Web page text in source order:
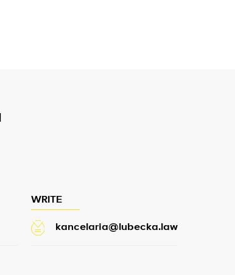
WRITE
kancelaria@lubecka.law